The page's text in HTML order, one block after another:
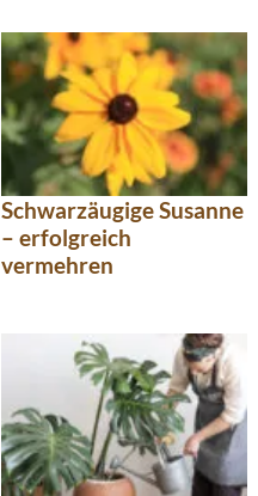
Schwarzäugige Susanne
– erfolgreich
vermehren